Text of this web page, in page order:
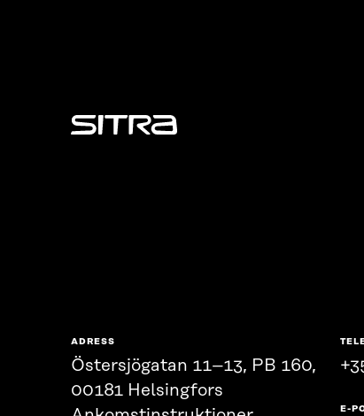
Sitra
ADRESS
Östersjögatan 11–13, PB 160,
00181 Helsingfors
E-